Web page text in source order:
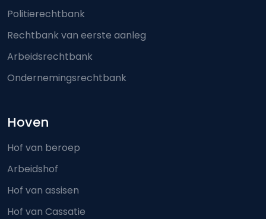
Politierechtbank
Rechtbank van eerste aanleg
Arbeidsrechtbank
Ondernemingsrechtbank
Hoven
Hof van beroep
Arbeidshof
Hof van assisen
Hof van Cassatie